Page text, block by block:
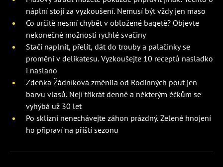
náplní stojí za vyzkoušení. Nemusí být vždy jen maso
Co určitě nesmí chybět v obložené bagetě? Objevte
nekonečné možnosti rychlé svačiny
Stačí naplnit, přelít, dát do trouby a palačinky se
promění v delikatesu. Vyzkoušejte 10 receptů nasladko
i naslano
Zdeňka Žádníková změnila od Rodinných pout jen
barvu vlasů. Nejí třikrát denně a některým éčkům se
vyhýbá už 30 let
Po sklizni nenechávejte záhon prázdný. Zelené hnojení
ho připraví na příští sezonu